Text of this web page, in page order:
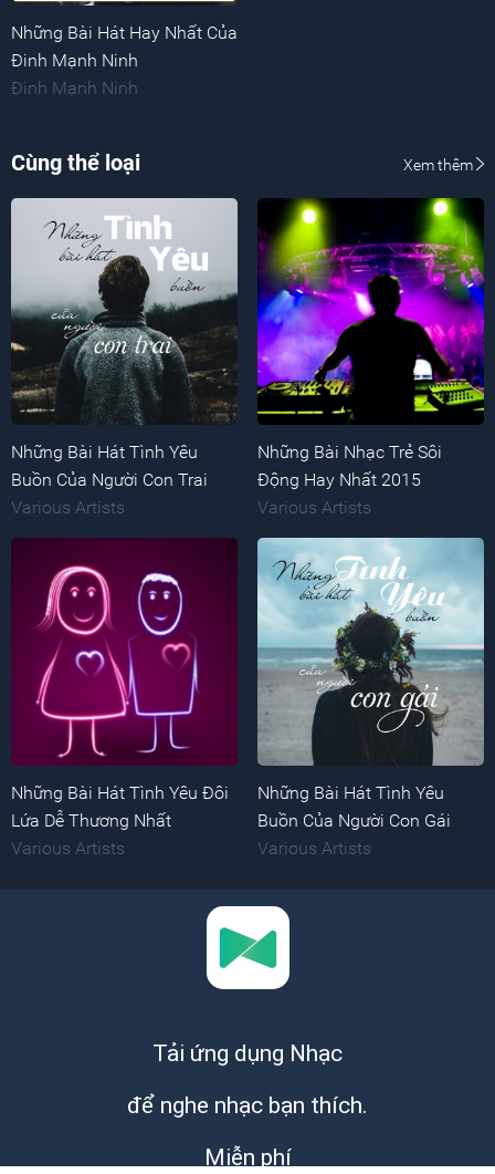
Những Bài Hát Hay Nhất Của
Đinh Mạnh Ninh
Đinh Mạnh Ninh
Cùng thể loại Xem thêm
Những Bài Hát Tình Yêu
Buồn Của Người Con Trai
Various Artists
Những Bài Nhạc Trẻ Sôi
Động Hay Nhất 2015
Various Artists
Những Bài Hát Tình Yêu Đôi
Lứa Dễ Thương Nhất
Various Artists
Những Bài Hát Tình Yêu
Buồn Của Người Con Gái
Various Artists
Tải ứng dụng Nhạc
để nghe nhạc bạn thích.
Miễn phí